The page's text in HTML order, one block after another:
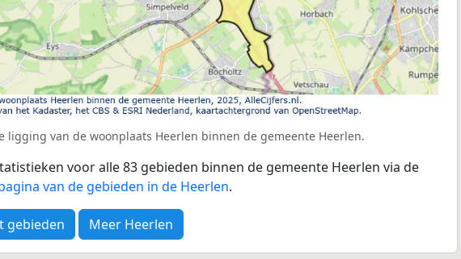
ligging van de woonplaats Heerlen binnen de gemeente Heerlen.
voor alle 83 gebieden binnen de gemeente Heerlen via de
van de gebieden in de Heerlen.
gebieden Meer Heerlen